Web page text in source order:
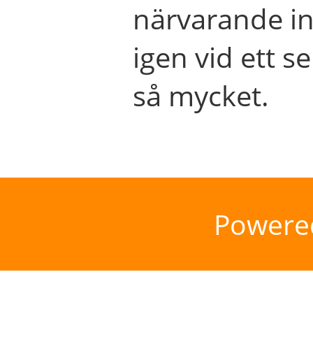
närvarande
igen vid ett
så mycket.